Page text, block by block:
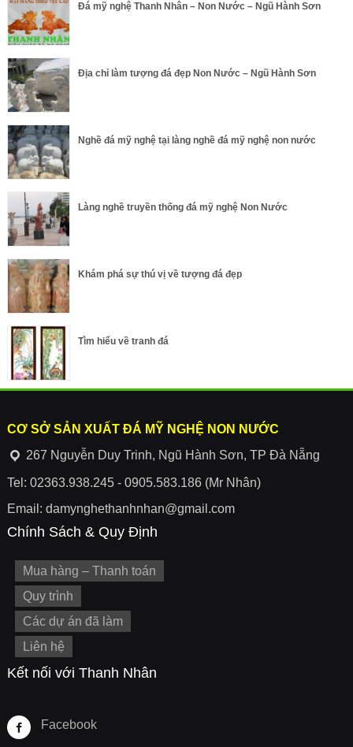
Đá mỹ nghệ Thanh Nhân – Non Nước – Ngũ Hành Sơn
Địa chỉ làm tượng đá đẹp Non Nước – Ngũ Hành Sơn
Nghề đá mỹ nghệ tại làng nghề đá mỹ nghệ non nước
Làng nghề truyền thống đá mỹ nghệ Non Nước
Khám phá sự thú vị về tượng đá đẹp
Tìm hiểu về tranh đá
CƠ SỞ SẢN XUẤT ĐÁ MỸ NGHỆ NON NƯỚC
267 Nguyễn Duy Trinh, Ngũ Hành Sơn, TP Đà Nẵng
Tel: 02363.938.245 - 0905.583.186 (Mr Nhân)
Email: damynghethanhnhan@gmail.com
Chính Sách & Quy Định
Mua hàng – Thanh toán
Quy trình
Các dự án đã làm
Liên hệ
Kết nối với Thanh Nhân
Facebook